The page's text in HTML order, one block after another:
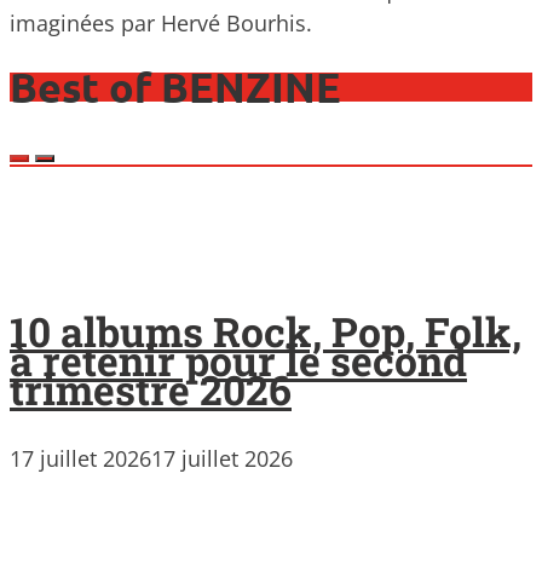
imaginées par Hervé Bourhis.
Best of BENZINE
10 albums Rock, Pop, Folk,
à retenir pour le second
trimestre 2026
17 juillet 202617 juillet 2026